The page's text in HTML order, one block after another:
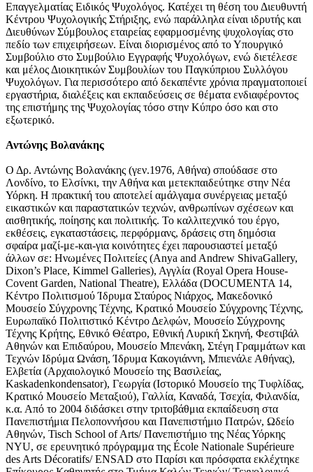
Επαγγελματίας Ειδικός Ψυχολόγος. Κατέχει τη θέση του Διευθυντή
Κέντρου Ψυχολογικής Στήριξης, ενώ παράλληλα είναι ιδρυτής και
Διευθύνων Σύμβουλος εταιρείας εφαρμοσμένης ψυχολογίας στο
πεδίο των επιχειρήσεων. Είναι διορισμένος από το Υπουργικό
Συμβούλιο στο Συμβούλιο Εγγραφής Ψυχολόγων, ενώ διετέλεσε
και μέλος Διοικητικών Συμβουλίων του Παγκύπριου Συλλόγου
Ψυχολόγων. Για περισσότερο από δεκαπέντε χρόνια πραγματοποιεί
εργαστήρια, διαλέξεις και εκπαιδεύσεις σε θέματα ενδιαφέροντος
της επιστήμης της Ψυχολογίας τόσο στην Κύπρο όσο και στο
εξωτερικό.
Αντώνης Βολανάκης
Ο Δρ. Αντώνης Βολανάκης (γεν.1976, Αθήνα) σπούδασε στο
Λονδίνο, το Ελσίνκι, την Αθήνα και μετεκπαιδεύτηκε στην Νέα
Υόρκη. Η πρακτική του αποτελεί αμάλγαμα συνέργειας μεταξύ
εικαστικών και παραστατικών τεχνών, ανθρωπίνων σχέσεων και
αισθητικής, ποίησης και πολιτικής. Το καλλιτεχνικό του έργο,
εκθέσεις, εγκαταστάσεις, περφόρμανς, δράσεις στη δημόσια
σφαίρα μαζί-με-και-για κοινότητες έχει παρουσιαστεί μεταξύ
άλλων σε: Ηνωμένες Πολιτείες (Anya and Andrew ShivaGallery,
Dixon’s Place, Kimmel Galleries), Αγγλία (Royal Opera House-
Covent Garden, National Theatre), Ελλάδα (DOCUMENTA 14,
Κέντρο Πολιτισμού Ίδρυμα Σταύρος Νιάρχος, Μακεδονικό
Μουσείο Σύγχρονης Τέχνης, Κρατικό Μουσείο Σύγχρονης Τέχνης,
Ευρωπαϊκό Πολιτιστικό Κέντρο Δελφών, Μουσείο Σύγχρονης
Τέχνης Κρήτης, Εθνικό Θέατρο, Εθνική Λυρική Σκηνή, Φεστιβάλ
Αθηνών και Επιδαύρου, Μουσείο Μπενάκη, Στέγη Γραμμάτων και
Τεχνών Ιδρύμα Ωνάση, Ίδρυμα Κακογιάννη, Μπιενάλε Αθήνας),
Ελβετία (Αρχαιολογικό Μουσείο της Βασιλείας,
Kaskadenkondensator), Γεωργία (Ιστορικό Μουσείο της Τυφλίδας,
Κρατικό Μουσείο Μεταξιού), Γαλλία, Καναδά, Τσεχία, Φιλανδία,
κ.α. Από το 2004 διδάσκει στην τριτοβάθμια εκπαίδευση στα
Πανεπιστήμια Πελοποννήσου και Πανεπιστήμιο Πατρών, Ωδείο
Αθηνών, Tisch School of Arts/ Πανεπιστήμιο της Νέας Υόρκης
NYU, σε ερευνητικό πρόγραμμα της École Nationale Supérieure
des Arts Décoratifs/ ENSAD στο Παρίσι και πρόσφατα εκλέχτηκε